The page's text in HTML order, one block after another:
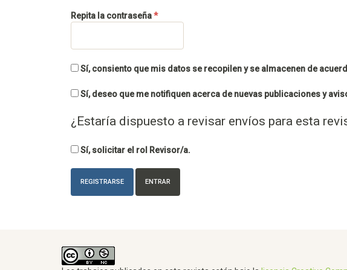
Repita la contraseña*Obligatorio
Sí, consiento que mis datos se recopilen y se almacenen de
Sí, deseo que me notifiquen acerca de nuevas publicaciones y
¿Estaría dispuesto a revisar envíos para esta
Sí, solicitar el rol Revisor/a.
REGISTRARSE ENTRAR